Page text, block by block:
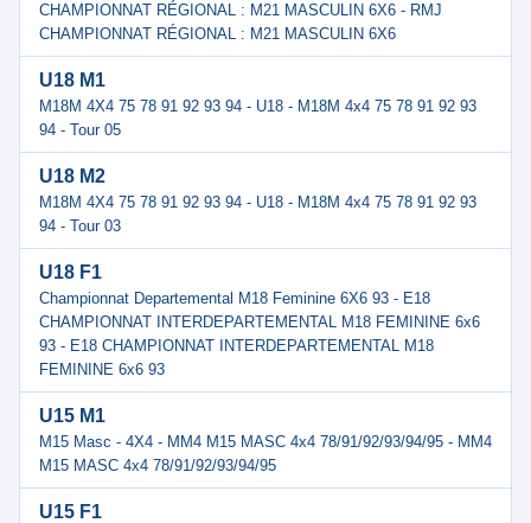
CHAMPIONNAT RÉGIONAL : M21 MASCULIN 6X6 - RMJ
CHAMPIONNAT RÉGIONAL : M21 MASCULIN 6X6
U18 M1
M18M 4X4 75 78 91 92 93 94 - U18 - M18M 4x4 75 78 91 92 93
94 - Tour 05
U18 M2
M18M 4X4 75 78 91 92 93 94 - U18 - M18M 4x4 75 78 91 92 93
94 - Tour 03
U18 F1
Championnat Departemental M18 Feminine 6X6 93 - E18
CHAMPIONNAT INTERDEPARTEMENTAL M18 FEMININE 6x6
93 - E18 CHAMPIONNAT INTERDEPARTEMENTAL M18
FEMININE 6x6 93
U15 M1
M15 Masc - 4X4 - MM4 M15 MASC 4x4 78/91/92/93/94/95 - MM4
M15 MASC 4x4 78/91/92/93/94/95
U15 F1